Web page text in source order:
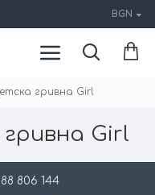
BGN
гривна Girl
Girl
806 144